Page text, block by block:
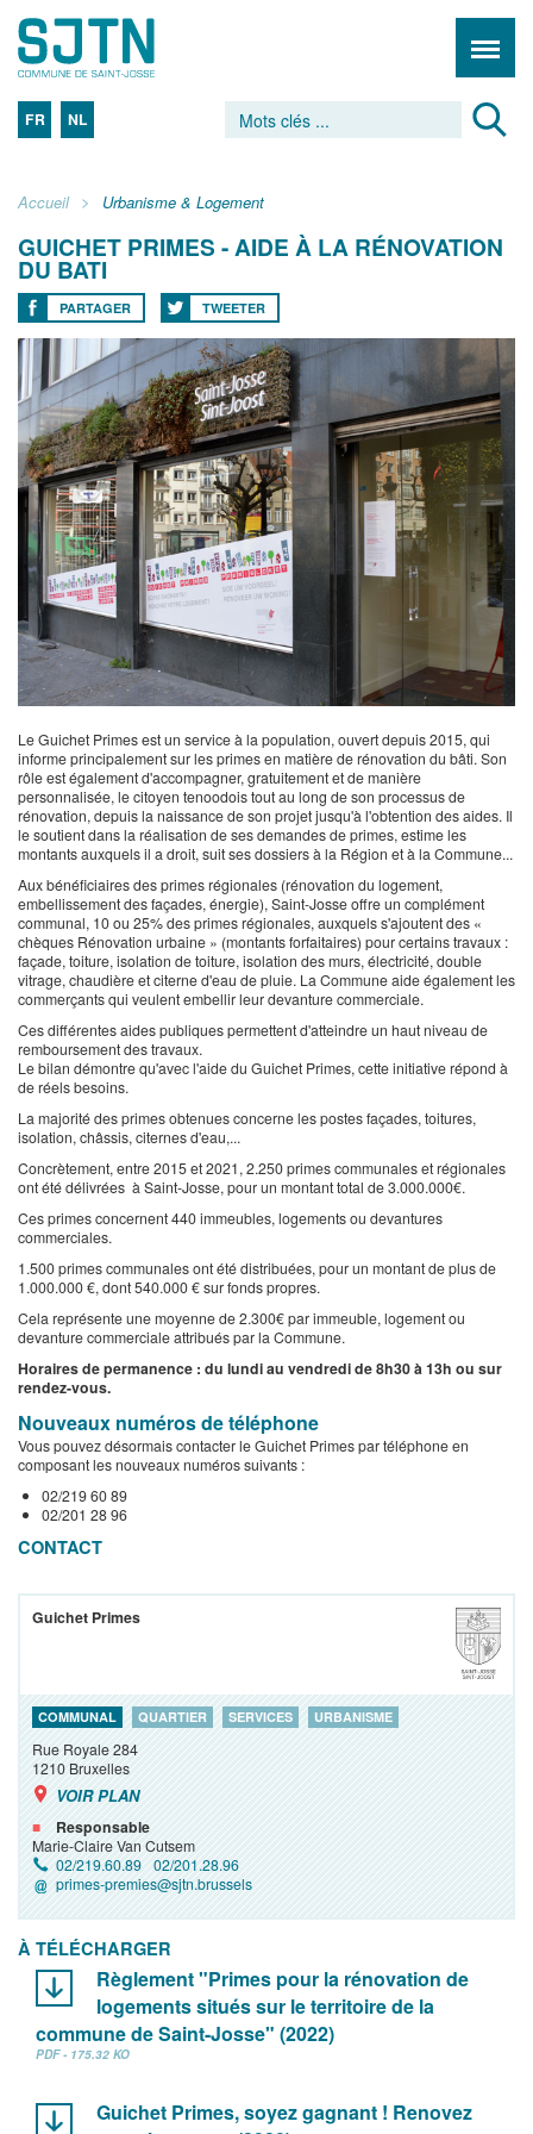
FR NL
Accueil Urbanisme & Logement
GUICHET PRIMES - AIDE À LA RÉNOVATION
DU BATI
PARTAGER TWEETER
Le Guichet Primes est un service à la population, ouvert depuis 2015, qui
informe principalement sur les primes en matière de rénovation du bâti. Son
rôle est également d'accompagner, gratuitement et de manière
personnalisée, le citoyen tenoodois tout au long de son processus de
rénovation, depuis la naissance de son projet jusqu'à l'obtention des aides. Il
le soutient dans la réalisation de ses demandes de primes, estime les
montants auxquels il a droit, suit ses dossiers à la Région et à la Commune...
Aux bénéficiaires des primes régionales (rénovation du logement,
embellissement des façades, énergie), Saint-Josse offre un complément
communal, 10 ou 25% des primes régionales, auxquels s'ajoutent des «
chèques Rénovation urbaine » (montants forfaitaires) pour certains travaux :
façade, toiture, isolation de toiture, isolation des murs, électricité, double
vitrage, chaudière et citerne d'eau de pluie. La Commune aide également les
commerçants qui veulent embellir leur devanture commerciale.
Ces différentes aides publiques permettent d'atteindre un haut niveau de
remboursement des travaux.
Le bilan démontre qu'avec l'aide du Guichet Primes, cette initiative répond à
de réels besoins.
La majorité des primes obtenues concerne les postes façades, toitures,
isolation, châssis, citernes d'eau,...
Concrètement, entre 2015 et 2021, 2.250 primes communales et régionales
ont été délivrées à Saint-Josse, pour un montant total de 3.000.000€.
Ces primes concernent 440 immeubles, logements ou devantures
commerciales.
1.500 primes communales ont été distribuées, pour un montant de plus de
1.000.000 €, dont 540.000 € sur fonds propres.
Cela représente une moyenne de 2.300€ par immeuble, logement ou
devanture commerciale attribués par la Commune.
Horaires de permanence : du lundi au vendredi de 8h30 à 13h ou sur
rendez-vous.
Nouveaux numéros de téléphone
Vous pouvez désormais contacter le Guichet Primes par téléphone en
composant les nouveaux numéros suivants :
02/219 60 89
02/201 28 96
CONTACT
Guichet Primes
COMMUNAL QUARTIER SERVICES URBANISME
Rue Royale 284
1210Bruxelles
VOIR PLAN
Responsable
Marie-Claire Van Cutsem
02/219.60.89 02/201.28.96
primes-premies@sjtn.brussels
À TÉLÉCHARGER
Règlement "Primes pour la rénovation de
logements situés sur le territoire de la
commune de Saint-Josse" (2022)
PDF - 175.32 KO
Guichet Primes, soyez gagnant ! Renovez